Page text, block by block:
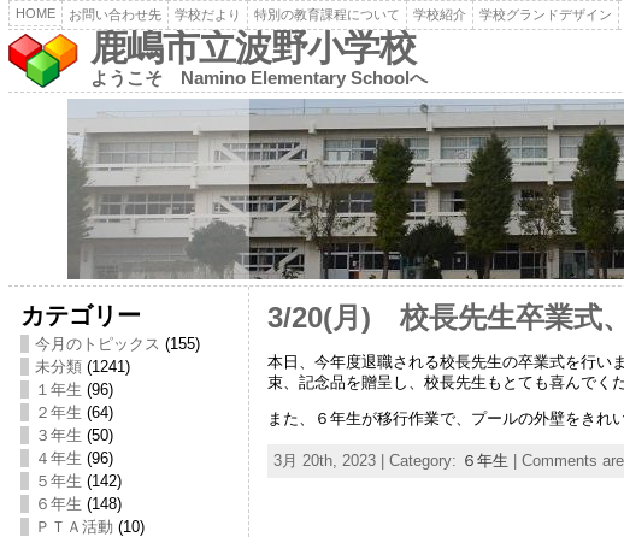
HOME お問い合わせ先 学校だより 特別の教育課程について 学校紹介 学校グランドデザイン
鹿嶋市立波野小学校
ようこそ Namino Elementary Schoolへ
カテゴリー
今月のトピックス (155)
未分類(1241)
１年生 (96)
２年生 (64)
３年生 (50)
４年生 (96)
５年生 (142)
６年生 (148)
ＰＴＡ活動 (10)
3/20(月) 校長先生卒業式
本日、今年度退職される校長先生の卒業式を行い
束、記念品を贈呈し、校長先生もとても喜んでく
また、６年生が移行作業で、プールの外壁をきれ
3月 20th, 2023 | Category: ６年生 Comments